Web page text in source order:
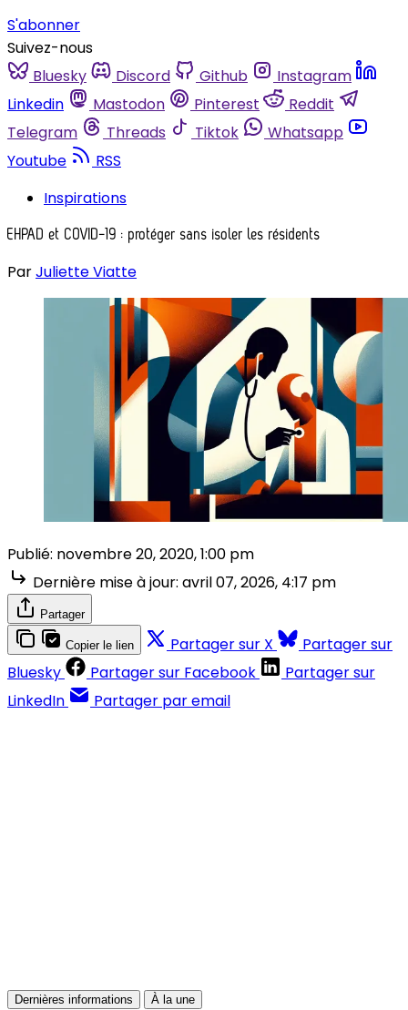
S'abonner
Suivez-nous
Bluesky
Discord Github
Instagram
Linkedin
Mastodon Pinterest
Reddit
Telegram
Threads Tiktok
Whatsapp
Youtube
RSS
Inspirations
EHPAD et COVID-19 : protéger sans isoler les résidents
ParJuliette Viatte
Publié: novembre 20, 2020, 1:00 pm
Dernière mise à jour: avril 07, 2026, 4:17 pm
Partager
Copier le lien Partager sur X
Partager sur
Bluesky
Partager sur Facebook
Partager sur
LinkedIn
Partager par email
Dernières informations À la une